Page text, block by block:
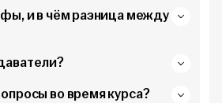
и в чём разница между
во время курса?